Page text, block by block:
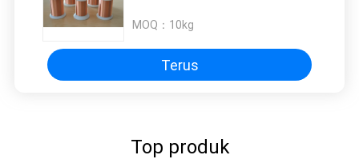
MOQ： 10kg
Terus
Top produk